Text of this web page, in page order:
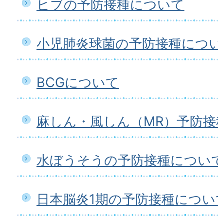
ヒブの予防接種について
小児肺炎球菌の予防接種につ
BCGについて
麻しん・風しん（MR）予防
水ぼうそうの予防接種につい
日本脳炎1期の予防接種につ